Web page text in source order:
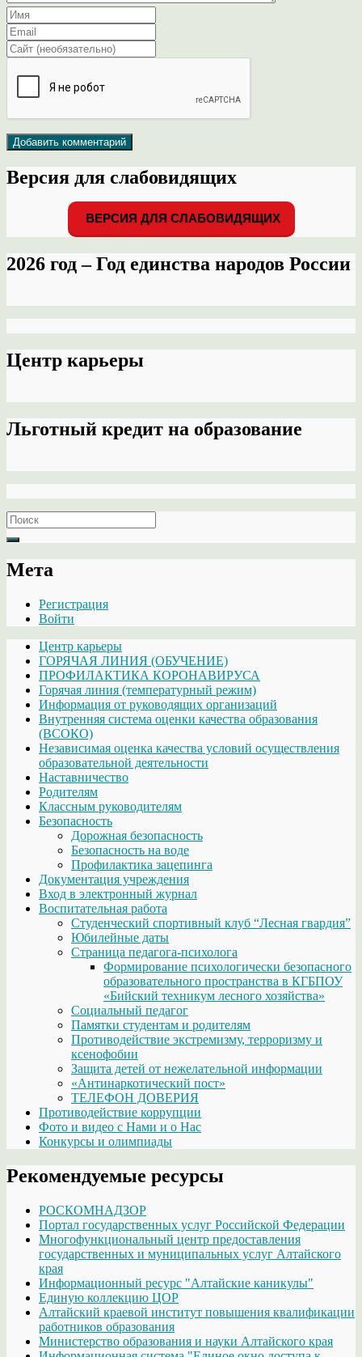
Версия для слабовидящих
ВЕРСИЯ ДЛЯ СЛАБОВИДЯЩИХ
2026 год – Год единства народов России
Центр карьеры
Льготный кредит на образование
Search
for:
Мета
Регистрация
Войти
Центр карьеры
ГОРЯЧАЯ ЛИНИЯ (ОБУЧЕНИЕ)
ПРОФИЛАКТИКА КОРОНАВИРУСА
Горячая линия (температурный режим)
Информация от руководящих организаций
Внутренняя система оценки качества образования
(ВСОКО)
Независимая оценка качества условий осуществления
образовательной деятельности
Наставничество
Родителям
Классным руководителям
Безопасность
Дорожная безопасность
Безопасность на воде
Профилактика зацепинга
Документация учреждения
Вход в электронный журнал
Воспитательная работа
Студенческий спортивный клуб “Лесная гвардия”
Юбилейные даты
Страница педагога-психолога
Формирование психологически безопасного
образовательного пространства в КГБПОУ
«Бийский техникум лесного хозяйства»
Социальный педагог
Памятки студентам и родителям
Противодействие экстремизму, терроризму и
ксенофобии
Защита детей от нежелательной информации
«Антинаркотический пост»
ТЕЛЕФОН ДОВЕРИЯ
Противодействие коррупции
Фото и видео с Нами и о Нас
Конкурсы и олимпиады
Рекомендуемые ресурсы
РОСКОМНАДЗОР
Портал государственных услуг Российской Федерации
Многофункциональный центр предоставления
государственных и муниципальных услуг Алтайского
края
Информационный ресурс "Алтайские каникулы"
Единую коллекцию ЦОР
Алтайский краевой институт повышения квалификации
работников образования
Министерство образования и науки Алтайского края